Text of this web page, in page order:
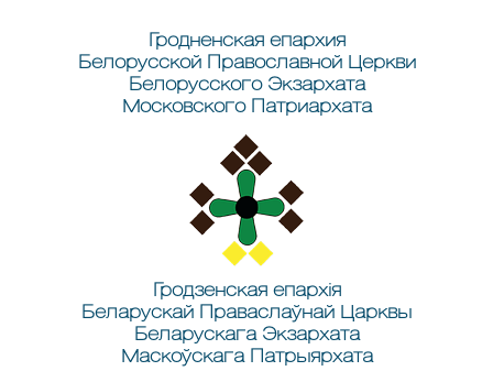
Гродненская епархия
Белорусской Православной Церкви
Белорусского Экзархата
Московского Патриархата
Гродзенская епархія
Беларускай Праваслаўнай Царквы
Беларускага Экзархата
Маскоўскага Патрыярхата